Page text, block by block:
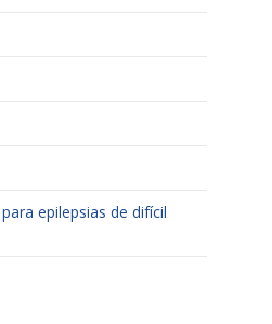
epilepsias de difícil